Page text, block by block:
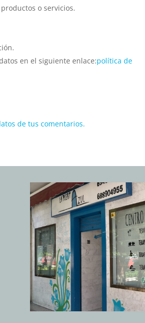
o servicios.
en el siguiente enlace:política de
de tus comentarios.